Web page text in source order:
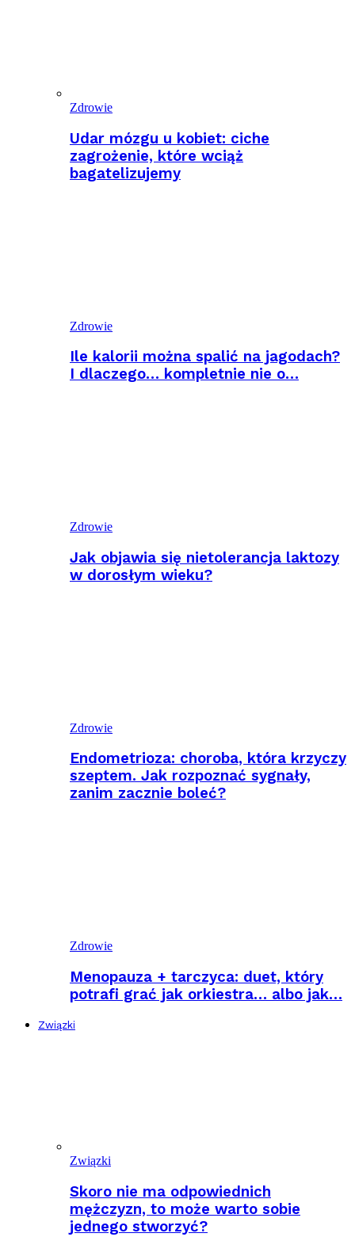
Zdrowie
Udar mózgu u kobiet: ciche
zagrożenie, które wciąż
bagatelizujemy
Zdrowie
Ile kalorii można spalić na jagodach?
I dlaczego… kompletnie nie o…
Zdrowie
Jak objawia się nietolerancja laktozy
w dorosłym wieku?
Zdrowie
Endometrioza: choroba, która krzyczy
szeptem. Jak rozpoznać sygnały,
zanim zacznie boleć?
Zdrowie
Menopauza + tarczyca: duet, który
potrafi grać jak orkiestra… albo jak…
Związki
Związki
Skoro nie ma odpowiednich
mężczyzn, to może warto sobie
jednego stworzyć?